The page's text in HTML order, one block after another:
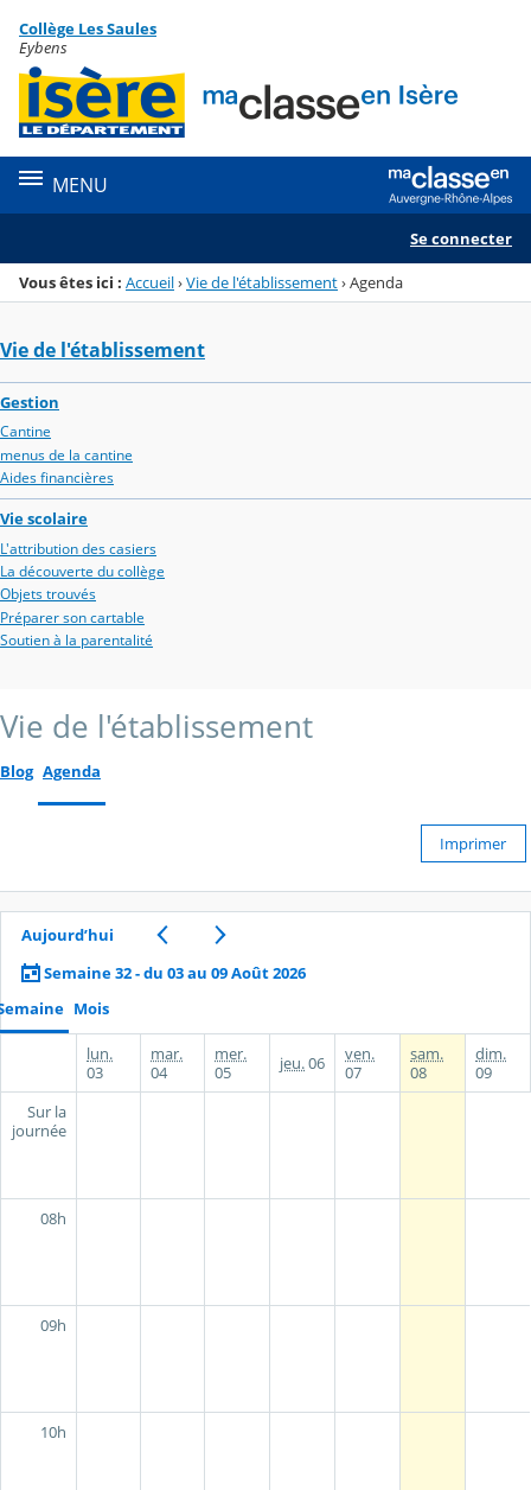
Menu de la rubrique
Contenu
Collège Les Saules
Eybens
MENU
Se connecter
Vous êtes ici : Accueil›Vie de l'établissement›Agenda
Vie de l'établissement
Gestion
Cantine
menus de la cantine
Aides financières
Vie scolaire
L'attribution des casiers
La découverte du collège
Objets trouvés
Préparer son cartable
Soutien à la parentalité
Vie de l'établissement
Blog Agenda
Imprimer
Aujourd’hui
Semaine 32 - du 03 au 09 Août 2026
Mois
lun.
03
mar.
04
mer.
05
jeu.06
ven.
07
sam.
08
dim.
09
Sur la
journée
08h
09h
10h